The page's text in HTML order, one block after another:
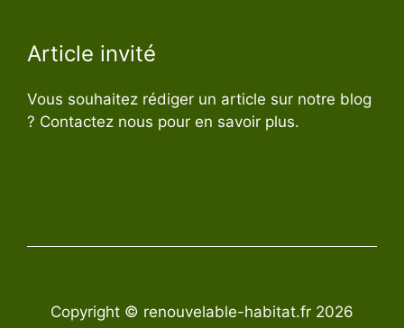
Article invité
Vous souhaitez rédiger un article sur notre blog
? Contactez nous pour en savoir plus.
Copyright © renouvelable-habitat.fr 2026